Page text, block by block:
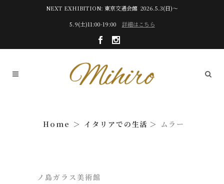
NEXT EXHIBITION: 東京交通会館 2026.5.3(日)～
5.9(土)11:00-19:00 詳細はこちら
イタリアでの生活 ムラー
ノ島ガラス美術館